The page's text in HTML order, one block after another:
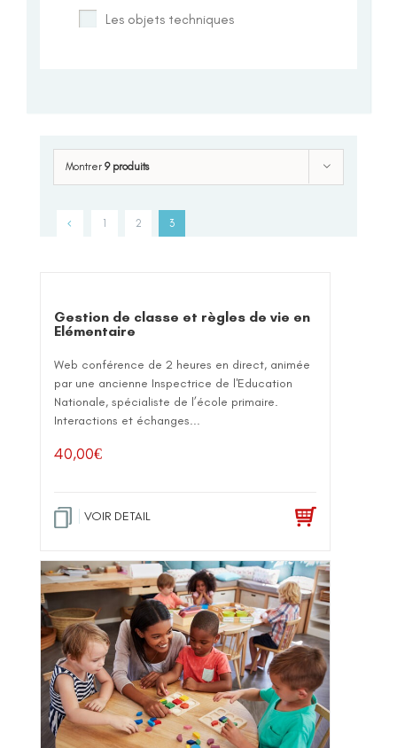
Montrer 9 produits
1 2 3
Gestion de classe et règles de vie en
Elémentaire
Web conférence de 2 heures en direct, animée
par une ancienne Inspectrice de l'Education
Nationale, spécialiste de l’école primaire.
Interactions et échanges...
40,00€
VOIR DETAIL
Les objets techniques